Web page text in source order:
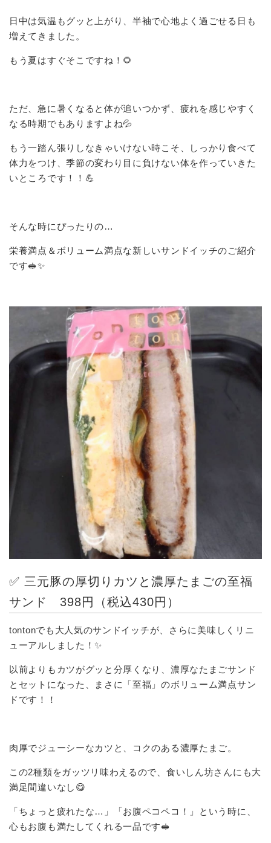
日中は気温もグッと上がり、半袖で心地よく過ごせる日も
増えてきました。
もう夏はすぐそこですね！🌻
ただ、急に暑くなると体が追いつかず、疲れを感じやすく
なる時期でもありますよね💦
もう一踏ん張りしなきゃいけない時こそ、しっかり食べて
体力をつけ、季節の変わり目に負けない体を作っていきた
いところです！！💪
そんな時にぴったりの…
栄養満点＆ボリューム満点な新しいサンドイッチのご紹介
です🥪✨
✅ 三元豚の厚切りカツと濃厚たまごの至福
サンド 398円（税込430円）
tontonでも大人気のサンドイッチが、さらに美味しくリニ
ューアルしました！✨
以前よりもカツがグッと分厚くなり、濃厚なたまごサンド
とセットになった、まさに「至福」のボリューム満点サン
ドです！！
肉厚でジューシーなカツと、コクのある濃厚たまご。
この2種類をガッツリ味わえるので、食いしん坊さんにも大
満足間違いなし😋
「ちょっと疲れたな…」「お腹ペコペコ！」という時に、
心もお腹も満たしてくれる一品です🥪